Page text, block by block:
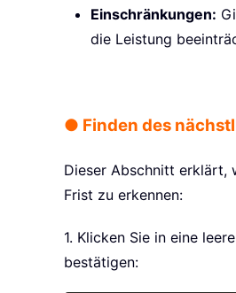
Einschränkungen:
die Leistung
● Finden des
Dieser Abschnitt erklärt,
Frist zu erkennen:
1. Klicken Sie in eine
bestätigen: